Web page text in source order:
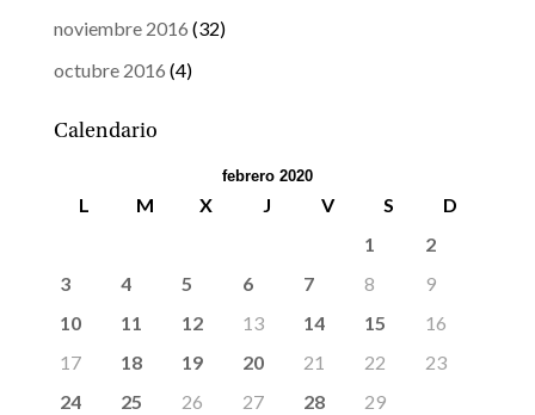
noviembre 2016 (32)
octubre 2016 (4)
Calendario
febrero 2020
L M X J V S
D
1
2
3
4 5 6 7 8
9
10
11 12 13 14 15
16
17
18 19 20 21 22
23
24
25 26 27 28
29